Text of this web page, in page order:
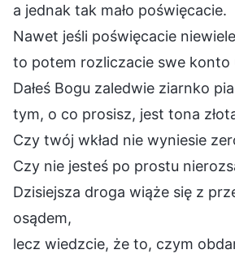
a jednak tak mało poświęcacie.
Nawet jeśli poświęcacie
to potem rozliczacie swe konto
Dałeś Bogu zaledwie ziarnko
tym, o co prosisz, jest tona
Czy twój wkład nie wyniesie
Czy nie jesteś po prostu
Dzisiejsza droga wiąże się z
osądem,
lecz wiedzcie, że to, czym